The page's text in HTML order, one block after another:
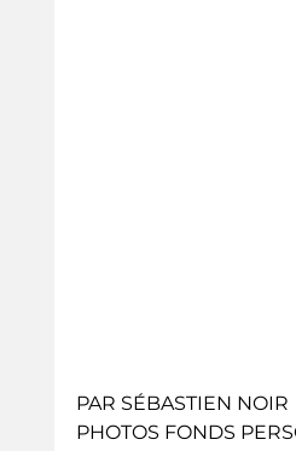
PAR SÉBASTIEN NOIR
PHOTOS FONDS